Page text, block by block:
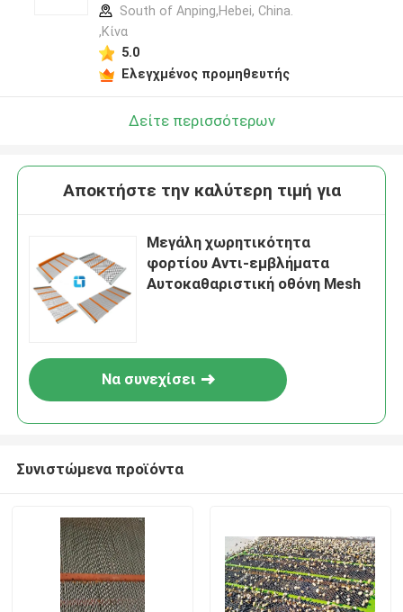
South of Anping,Hebei, China.
,Κίνα
5.0
Ελεγχμένος προμηθευτής
Δείτε περισσότερων
Αποκτήστε την καλύτερη τιμή για
Μεγάλη χωρητικότητα
φορτίου Αντι-εμβλήματα
Αυτοκαθαριστική οθόνη Mesh
Να συνεχίσει
Συνιστώμενα προϊόντα